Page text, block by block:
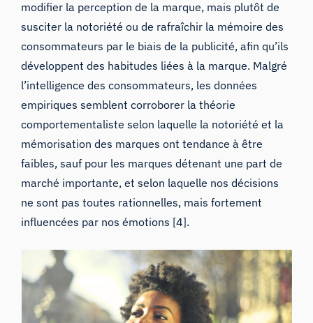
modifier la perception de la marque, mais plutôt de
susciter la notoriété ou de rafraîchir la mémoire des
consommateurs par le biais de la publicité, afin qu’ils
développent des habitudes liées à la marque. Malgré
l’intelligence des consommateurs, les données
empiriques semblent corroborer la théorie
comportementaliste selon laquelle la notoriété et la
mémorisation des marques ont tendance à être
faibles, sauf pour les marques détenant une part de
marché importante, et selon laquelle nos décisions
ne sont pas toutes rationnelles, mais fortement
influencées par nos émotions [4].